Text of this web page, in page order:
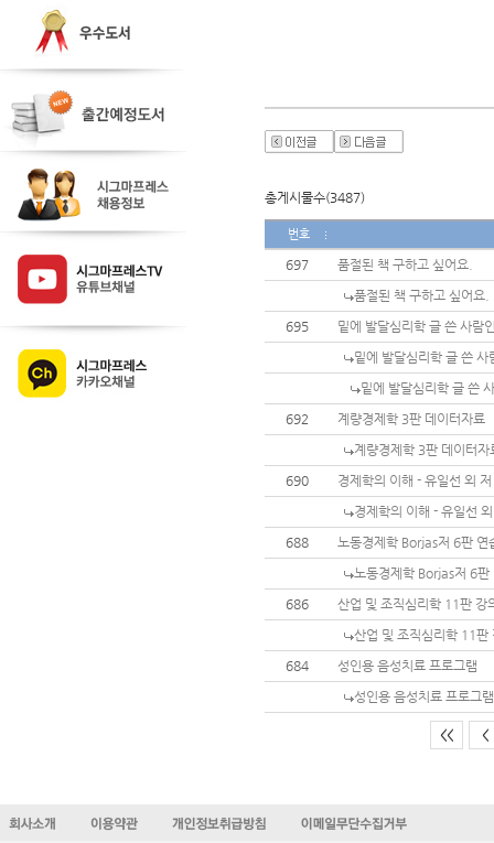
총게시물수(3487)
번호
697
품절된 책 구하고 싶어요.
품절된 책 구하고 싶어요.
695
밑에 발달심리학 글 쓴 사람
밑에 발달심리학 글 쓴 사
밑에 발달심리학 글 쓴
692
계량경제학 3판 데이터자료
계량경제학 3판 데이터자
690
경제학의 이해 - 유일선 외
경제학의 이해 - 유일선
688
노동경제학 Borjas저 6판 연
노동경제학 Borjas저 6판
686
산업 및 조직심리학 11판 강
산업 및 조직심리학 11판
684
성인용 음성치료 프로그램
성인용 음성치료 프로그램
<< <